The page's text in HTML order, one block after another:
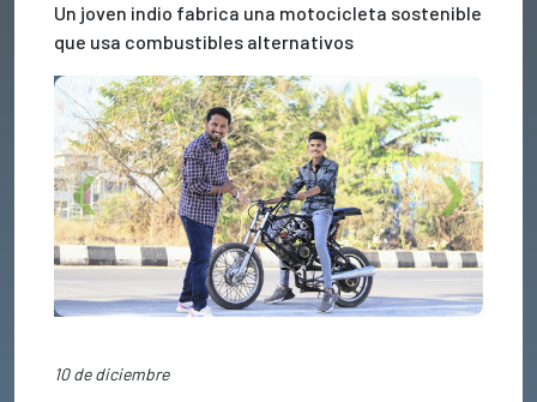
Un joven indio fabrica una motocicleta sostenible
que usa combustibles alternativos
Previous Next
10 de diciembre